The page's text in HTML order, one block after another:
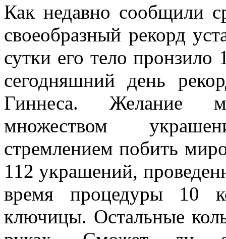
Как недавно сообщили
своеобразный рекорд
сутки его тело пронзило
сегодняшний день
Гиннеса. Желание
множеством
стремлением побить
112 украшений,
время процедуры 10
ключицы. Остальные